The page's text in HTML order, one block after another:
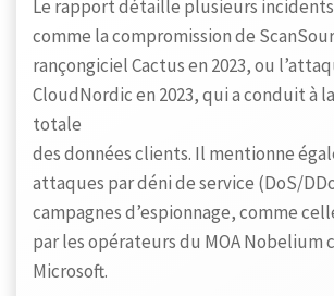
Le rapport détaille plusieurs
comme la compromission de
rançongiciel Cactus en 2023, ou
CloudNordic en 2023, qui a conduit à
totale
des données clients. Il mentionne
attaques par déni de service (DoS/
campagnes d’espionnage, comme
par les opérateurs du MOA Nobelium
Microsoft.